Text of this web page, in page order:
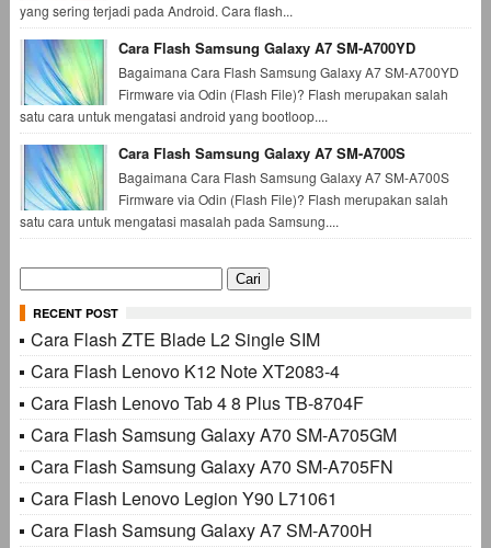
yang sering terjadi pada Android. Cara flash...
Cara Flash Samsung Galaxy A7 SM-A700YD
Bagaimana Cara Flash Samsung Galaxy A7 SM-A700YD
Firmware via Odin (Flash File)? Flash merupakan salah
satu cara untuk mengatasi android yang bootloop....
Cara Flash Samsung Galaxy A7 SM-A700S
Bagaimana Cara Flash Samsung Galaxy A7 SM-A700S
Firmware via Odin (Flash File)? Flash merupakan salah
satu cara untuk mengatasi masalah pada Samsung....
Cari
untuk:
RECENT POST
Cara Flash ZTE Blade L2 Single SIM
Cara Flash Lenovo K12 Note XT2083-4
Cara Flash Lenovo Tab 4 8 Plus TB-8704F
Cara Flash Samsung Galaxy A70 SM-A705GM
Cara Flash Samsung Galaxy A70 SM-A705FN
Cara Flash Lenovo Legion Y90 L71061
Cara Flash Samsung Galaxy A7 SM-A700H